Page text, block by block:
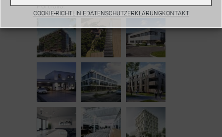
COOKIE-RICHTLINIEDATENSCHUTZERKLÄRUNGKONTAKT
Portfolio: